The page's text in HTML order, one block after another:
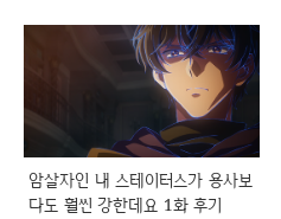
암살자인 내 스테이터스가 용사보
다도 훨씬 강한데요 1화 후기